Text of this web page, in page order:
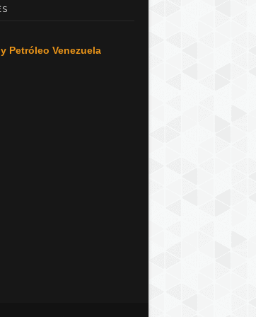
Petróleo Venezuela